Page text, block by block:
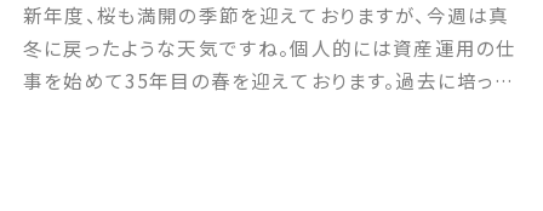
採用情報
なった経済アナリスト森永卓郎さんの遺作「保身の […]
新年度、桜も満開の季節を迎えておりますが、今週は真
冬に戻ったような天気ですね。個人的には資産運用の仕
事を始めて35年目の春を迎えております。過去に培った